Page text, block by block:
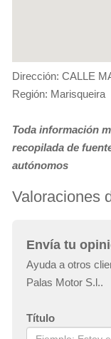
Dirección: CALLE
Región: Marisqueira
Toda información
recopilada de
autónomos
Valoraciones
Envía tu
Ayuda a otros
Palas Motor S.l..
Título